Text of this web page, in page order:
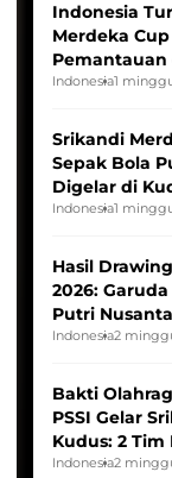
Indonesia
Merdeka
Pemantauan
League
Indonesia1
Srikandi
Sepak Bola
Digelar di
Indonesia1
Hasil
2026:
Putri
Indonesia2
Bakti
PSSI Gelar
Kudus: 2
Tim Asia
Indonesia2